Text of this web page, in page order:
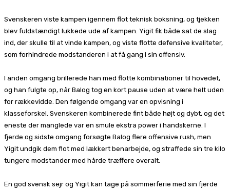
Svenskeren viste kampen igennem flot teknisk boksning, og tjekken
blev fuldstændigt lukkede ude af kampen. Yigit fik både sat de slag
ind, der skulle til at vinde kampen, og viste flotte defensive kvaliteter,
som forhindrede modstanderen i at få gang i sin offensiv.
I anden omgang brillerede han med flotte kombinationer til hovedet,
og han fulgte op, når Balog tog en kort pause uden at være helt uden
for rækkevidde. Den følgende omgang var en opvisning i
klasseforskel. Svenskeren kombinerede fint både højt og dybt, og det
eneste der manglede var en smule ekstra power i handskerne. I
fjerde og sidste omgang forsøgte Balog flere offensive rush, men
Yigit undgik dem flot med lækkert benarbejde, og straffede sin tre kilo
tungere modstander med hårde træffere overalt.
En god svensk sejr og Yigit kan tage på sommerferie med sin fjerde